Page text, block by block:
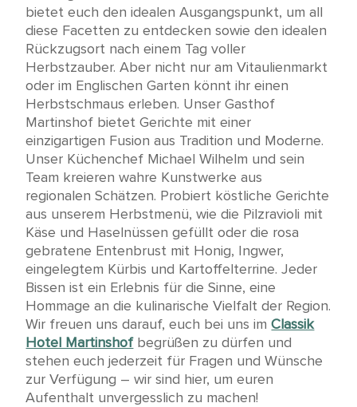
bietet euch den idealen Ausgangspunkt, um all
diese Facetten zu entdecken sowie den idealen
Rückzugsort nach einem Tag voller
Herbstzauber. Aber nicht nur am Vitaulienmarkt
oder im Englischen Garten könnt ihr einen
Herbstschmaus erleben. Unser Gasthof
Martinshof bietet Gerichte mit einer
einzigartigen Fusion aus Tradition und Moderne.
Unser Küchenchef Michael Wilhelm und sein
Team kreieren wahre Kunstwerke aus
regionalen Schätzen. Probiert köstliche Gerichte
aus unserem Herbstmenü, wie die Pilzravioli mit
Käse und Haselnüssen gefüllt oder die rosa
gebratene Entenbrust mit Honig, Ingwer,
eingelegtem Kürbis und Kartoffelterrine. Jeder
Bissen ist ein Erlebnis für die Sinne, eine
Hommage an die kulinarische Vielfalt der Region.
Wir freuen uns darauf, euch bei uns imClassik
Hotel Martinshofbegrüßen zu dürfen und
stehen euch jederzeit für Fragen und Wünsche
zur Verfügung – wir sind hier, um euren
Aufenthalt unvergesslich zu machen!